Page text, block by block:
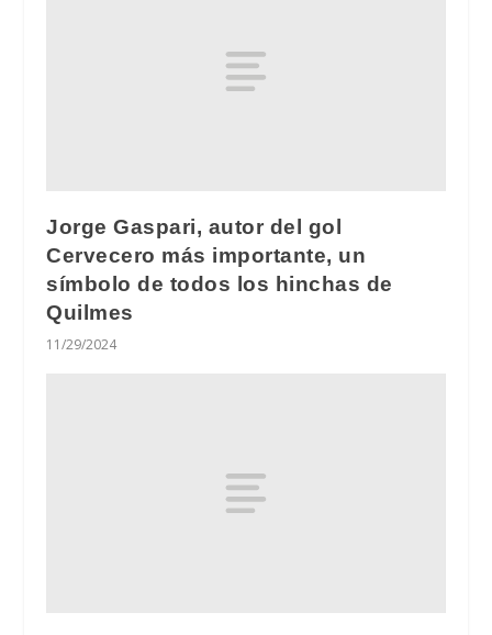
Jorge Gaspari, autor del gol
Cervecero más importante, un
símbolo de todos los hinchas de
Quilmes
11/29/2024